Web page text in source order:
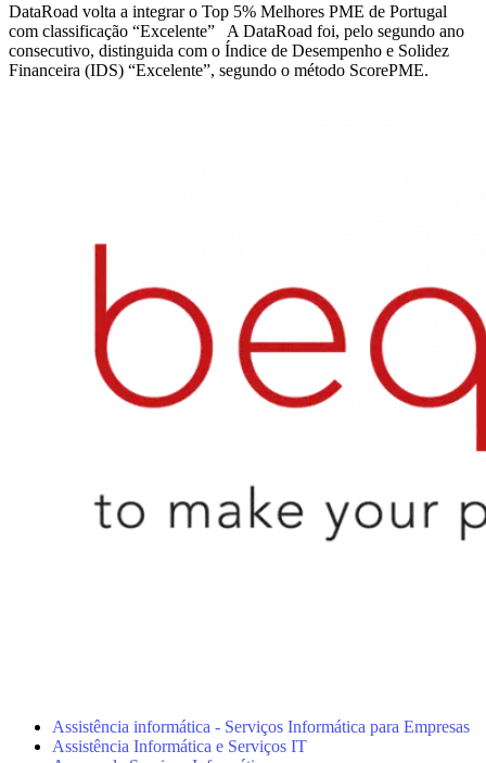
DataRoad volta a integrar o Top 5% Melhores PME de Portugal
com classificação “Excelente” A DataRoad foi, pelo segundo ano
consecutivo, distinguida com o Índice de Desempenho e Solidez
Financeira (IDS) “Excelente”, segundo o método ScorePME.
Assistência informática - Serviços Informática para Empresas
Assistência Informática e Serviços IT